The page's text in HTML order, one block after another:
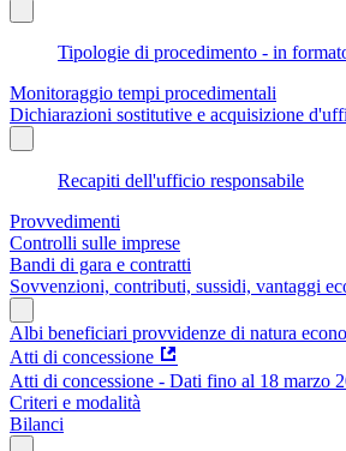
Tipologie di procedimento - in
Monitoraggio tempi procedimentali
Dichiarazioni sostitutive e acquisizione
Recapiti dell'ufficio responsabile
Provvedimenti
Controlli sulle imprese
Bandi di gara e contratti
Sovvenzioni, contributi, sussidi, vantaggi
Albi beneficiari provvidenze di natura
Atti di concessione
Atti di concessione - Dati fino al 18 marzo
Criteri e modalità
Bilanci